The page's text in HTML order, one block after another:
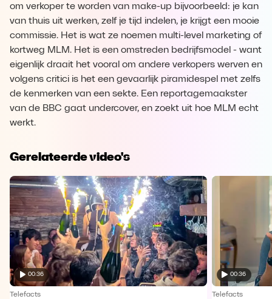
om verkoper te worden van make-up bijvoorbeeld: je kan
van thuis uit werken, zelf je tijd indelen, je krijgt een mooie
commissie. Het is wat ze noemen multi-level marketing of
kortweg MLM. Het is een omstreden bedrijfsmodel - want
eigenlijk draait het vooral om andere verkopers werven en
volgens critici is het een gevaarlijk piramidespel met zelfs
de kenmerken van een sekte. Een reportagemaakster
van de BBC gaat undercover, en zoekt uit hoe MLM echt
werkt.
Gerelateerde video's
00:36
Telefacts
00:36
Telefacts